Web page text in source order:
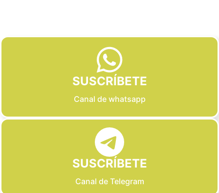
SUSCRÍBETE
Canal de whatsapp
SUSCRÍBETE
Canal de Telegram